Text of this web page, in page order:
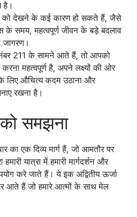
है।
को देखने के कई कारण हो सकते हैं, जैसे
के समय, महत्वपूर्ण जीवन के बड़े बदलाव
211 के सामने आते हैं, तो आपको
महत्वपूर्ण है, अपने लक्ष्यों की ओर
लिए औचित्य कदम उठाना और
रखना है।
समझना
का एक दिव्य मार्ग हैं, जो आमतौर पर
हमारी यात्रा में हमारी मार्गदर्शन और
करे जाते हैं। ये इक अद्वितीय ऊर्जा
आते हैं जो हमारे आत्मों के साथ मेल